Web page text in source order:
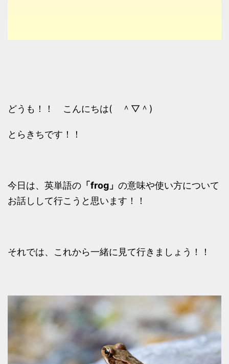
どうも！！ こんにちは( ＾▽＾)
とらきちです！！
今日は、英単語の 「frog」 の意味や使い方について
お話しして行こうと思います！！
それでは、これから一緒に見て行きましょう！！